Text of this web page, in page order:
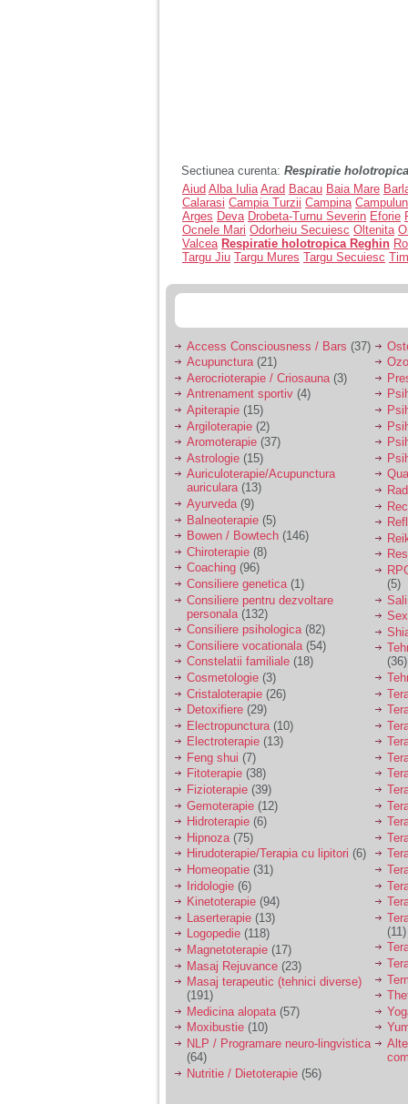
Sectiunea curenta: Respiratie
Aiud Alba Iulia Arad Bacau Baia Mare
Calarasi Campia Turzii Campina
Arges Deva Drobeta-Turnu Severin Eforie
Ocnele Mari Odorheiu Secuiesc Oltenita
Valcea Respiratie holotropica Reghin
Targu Jiu Targu Mures Targu Secuiesc
Access Consciousness / Bars (37)
Acupunctura(21)
Aerocrioterapie / Criosauna (3)
Antrenament sportiv (4)
Apiterapie (15)
Argiloterapie (2)
Aromoterapie (37)
Astrologie (15)
Auriculoterapie/Acupunctura
auriculara(13)
Ayurveda (9)
Balneoterapie (5)
Bowen / Bowtech (146)
Chiroterapie (8)
Coaching (96)
Consiliere genetica (1)
Consiliere pentru dezvoltare
personala (132)
Consiliere psihologica(82)
Consiliere vocationala (54)
Constelatii familiale (18)
Cosmetologie (3)
Cristaloterapie (26)
Detoxifiere (29)
Electropunctura (10)
Electroterapie (13)
Feng shui (7)
Fitoterapie (38)
Fizioterapie (39)
Gemoterapie (12)
Hidroterapie (6)
Hipnoza (75)
Hirudoterapie/Terapia cu lipitori (6)
Homeopatie (31)
Iridologie (6)
Kinetoterapie (94)
Laserterapie (13)
Logopedie (118)
Magnetoterapie (17)
Masaj Rejuvance (23)
Masaj terapeutic (tehnici diverse)
(191)
Medicina alopata (57)
Moxibustie (10)
NLP / Programare neuro-lingvistica
(64)
Nutritie / Dietoterapie (56)
(5)
(36)
(11)